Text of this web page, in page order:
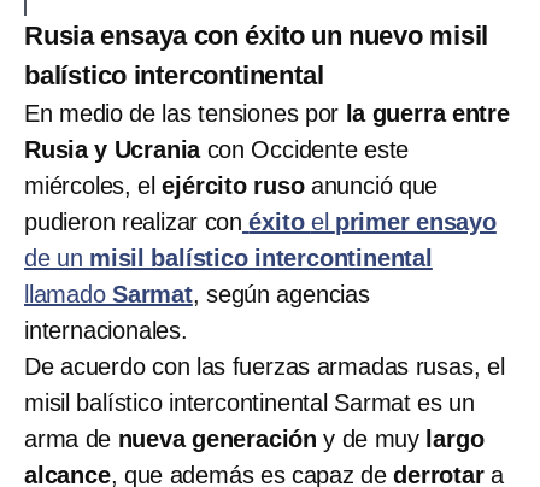
Rusia ensaya con éxito un nuevo misil
balístico intercontinental
En medio de las tensiones por la guerra entre
Rusia y Ucraniacon Occidente este
miércoles, elejército rusoanunció que
pudieron realizar con éxito el primer ensayo
de un misil balístico intercontinental
llamado Sarmat, según agencias
internacionales.
De acuerdo con las fuerzas armadas rusas, el
misil balístico intercontinental Sarmat es un
arma de nueva generacióny de muy largo
alcance, que además es capaz dederrotara